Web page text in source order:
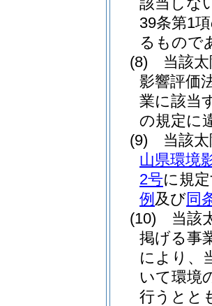
39条第1
るもので
(8)
当該
影響評価
業に該当
の規定に
(9)
当該
山県環境
2号に規
例 及び同
(10)
当該
掲げる事
により、
いて環境
行うとと